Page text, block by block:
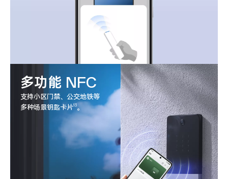
多功能 NFC
支持小区门禁、公交地铁等
多种场景钥匙卡片13。